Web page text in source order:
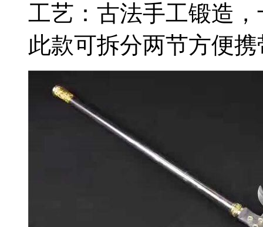
工艺：古法手工锻造
此款可拆分两节方便携